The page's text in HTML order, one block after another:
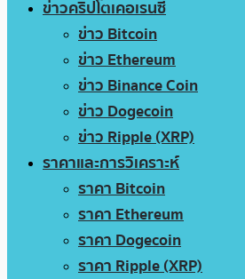
ข่าวคริปโตเคอเรนซี่
ข่าว Bitcoin
ข่าว Ethereum
ข่าว Binance Coin
ข่าว Dogecoin
ข่าว Ripple (XRP)
ราคาและการวิเคราะห์
ราคา Bitcoin
ราคา Ethereum
ราคา Dogecoin
ราคา Ripple (XRP)